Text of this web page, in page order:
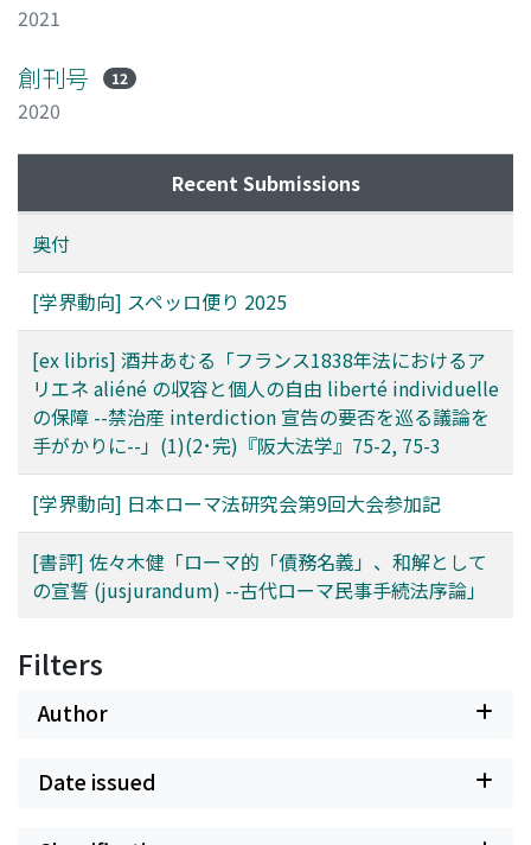
2021
創刊号 12
2020
Recent Submissions
奥付
[学界動向] スペッロ便り 2025
[ex libris] 酒井あむる「フランス1838年法におけるア
リエネ aliéné の収容と個人の自由 liberté individuelle
の保障 --禁治産 interdiction 宣告の要否を巡る議論を
手がかりに--」(1)(2･完)『阪大法学』75-2, 75-3
[学界動向] 日本ローマ法研究会第9回大会参加記
[書評] 佐々木健「ローマ的「債務名義」、和解として
の宣誓 (jusjurandum) --古代ローマ民事手続法序論」
Filters
Author
Date issued